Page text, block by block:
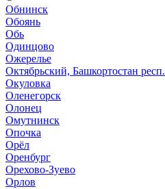
Обнинск
Обоянь
Обь
Одинцово
Ожерелье
Октябрьский, Башкортостан респ.
Окуловка
Оленегорск
Олонец
Омутнинск
Опочка
Орёл
Оренбург
Орехово-Зуево
Орлов